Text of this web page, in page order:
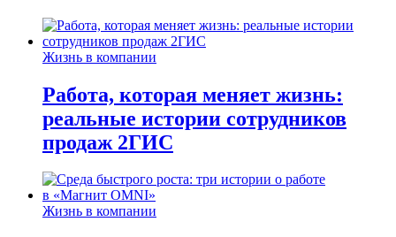
Жизнь в компании
Работа, которая меняет жизнь:
реальные истории сотрудников
продаж 2ГИС
Жизнь в компании